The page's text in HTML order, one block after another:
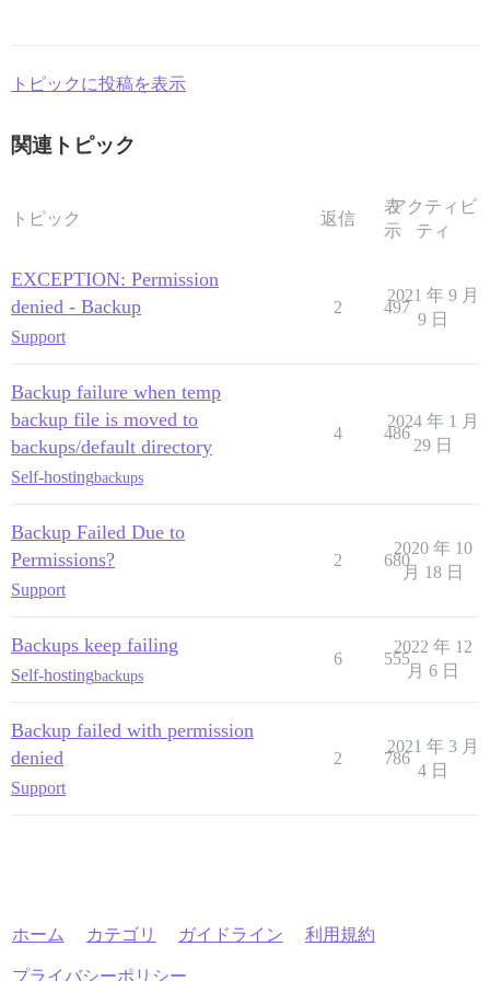
トピックに投稿を表示
関連トピック
トピック 返信
表
示
アクティビ
ティ
EXCEPTION: Permission
denied - Backup
Support
2 497
2021 年 9 月
9 日
Backup failure when temp
backup file is moved to
backups/default directory
Self-hostingbackups
4 486
2024 年 1 月
29 日
Backup Failed Due to
Permissions?
Support
2 680
2020 年 10
月 18 日
Backups keep failing
Self-hostingbackups
6 555
2022 年 12
月 6 日
Backup failed with permission
denied
Support
2 786
2021 年 3 月
4 日
ホーム カテゴリ ガイドライン 利用規約
プライバシーポリシー